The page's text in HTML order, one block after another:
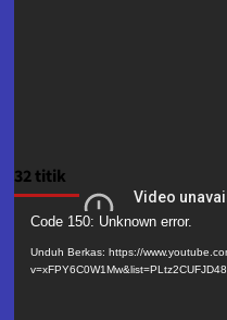
32 titik
Pemutar
Video
Code 150: Unknown error.
Unduh Berkas: https://